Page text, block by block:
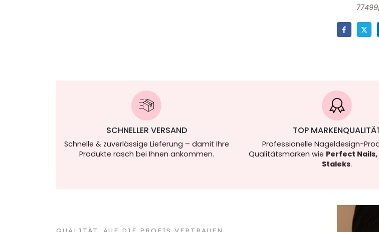
SCHNELLER VERSAND
Schnelle & zuverlässige Lieferung – damit Ihre
Produkte rasch bei Ihnen ankommen.
TOP
Professionelle Nageldesign-
Qualitätsmarken wie Perfect Nails,
Staleks.